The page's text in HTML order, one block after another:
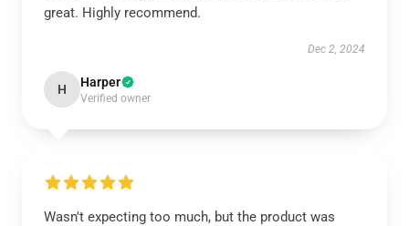
great. Highly recommend.
Dec 2, 2024
H Harper
Verified owner
Wasn't expecting too much, but the product was